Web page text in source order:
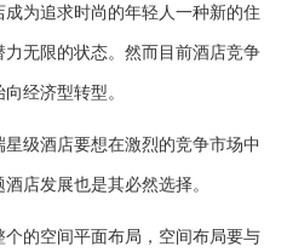
为追求时尚的年轻人一种新的住
无限的状态。然而目前酒店竞争
经济型转型。
级酒店要想在激烈的竞争市场中
店发展也是其必然选择。
的空间平面布局，空间布局要与